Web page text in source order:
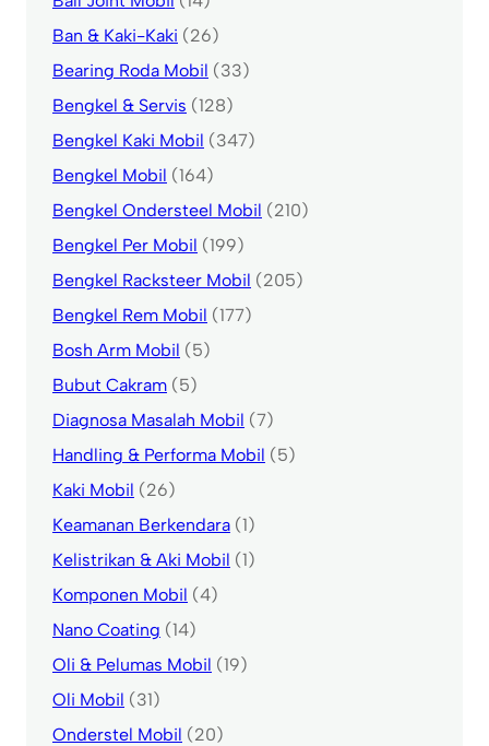
Ban & Kaki-Kaki (26)
Bearing Roda Mobil (33)
Bengkel & Servis (128)
Bengkel Kaki Mobil (347)
Bengkel Mobil (164)
Bengkel Ondersteel Mobil (210)
Bengkel Per Mobil (199)
Bengkel Racksteer Mobil (205)
Bengkel Rem Mobil (177)
Bosh Arm Mobil (5)
Bubut Cakram (5)
Diagnosa Masalah Mobil (7)
Handling & Performa Mobil (5)
Kaki Mobil (26)
Keamanan Berkendara (1)
Kelistrikan & Aki Mobil (1)
Komponen Mobil (4)
Nano Coating (14)
Oli & Pelumas Mobil (19)
Oli Mobil (31)
Onderstel Mobil (20)